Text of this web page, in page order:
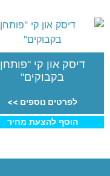
דיסק און קי "פותחן
בקבוקים"
לפרטים נוספים >>
הוסף להצעת מחיר